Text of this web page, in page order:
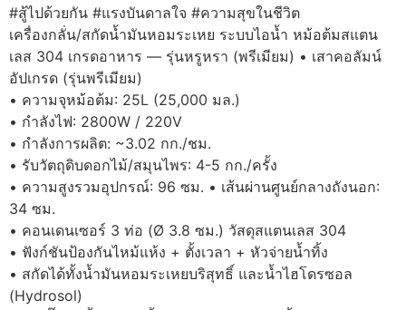
#สู้ไปด้วยกัน #แรงบันดาลใจ #ความสุขในชีวิต
เครื่องกลั่น/สกัดน้ำมันหอมระเหย ระบบไอน้ำ หม้อต้มสแตน
เลส 304 เกรดอาหาร — รุ่นหรูหรา (พรีเมียม) • เสาคอลัมน์
อัปเกรด (รุ่นพรีเมียม)
• ความจุหม้อต้ม: 25L (25,000 มล.)
• กำลังไฟ: 2800W / 220V
• กำลังการผลิต: ~3.02 กก./ชม.
• รับวัตถุดิบดอกไม้/สมุนไพร: 4-5 กก./ครั้ง
• ความสูงรวมอุปกรณ์: 96 ซม. • เส้นผ่านศูนย์กลางถังนอก:
34 ซม.
• คอนเดนเซอร์ 3 ท่อ (Ø 3.8 ซม.) วัสดุสแตนเลส 304
• ฟังก์ชันป้องกันไหม้แห้ง + ตั้งเวลา + หัวจ่ายน้ำทิ้ง
• สกัดได้ทั้งน้ำมันหอมระเหยบริสุทธิ์ และน้ำไฮโดรซอล
(Hydrosol)